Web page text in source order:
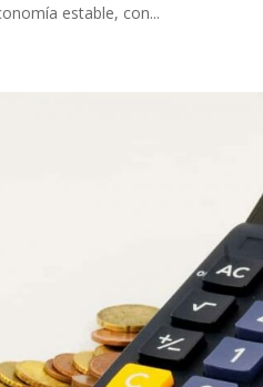
estable, con...